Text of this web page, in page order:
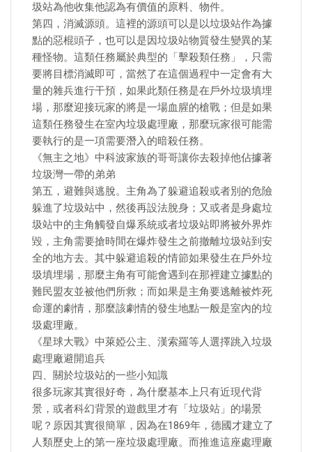
圾站為他收集他認為有價值的原料、物件。
第四，消滅源頭。這裡的源頭可以是以垃圾站作為據
點的惡棍頭子，也可以是因垃圾站物質發生變異的某
種怪物。這類任務屬於典型的「擊殺類任務」，只需
要將目標消滅即可，當然了在這個過程中一定會有大
量的雜兵進行干預，如果此類任務是在戶外垃圾填埋
場，那麼迎接玩家的將是一場血腥的槍戰；但是如果
這類任務發生在室內垃圾處理廠，那麼玩家很可能需
要執行的是一項需要潛入的暗殺任務。
《無主之地》中科波家族的哥哥讓你去殺掉他佔據著
垃圾灣一帶的弟弟
第五，避難與逃脫。主角為了躲避追殺或者別的危險
躲進了垃圾站中，然後再設法脫身；又或者是身處垃
圾站中的主角觸發自爆系統或者垃圾站即將被外界炸
毀，主角需要搶時間在爆炸發生之前撤離垃圾站到安
全的地方去。其中躲避追殺的情節如果發生在戶外垃
圾填埋場，那麼主角有可能會遇到在那裡建立據點的
難民盟友並被他們所救；而如果是主角要逃離被炸死
命運的劇情，那麼該劇情的發生地點一般是室內的垃
圾處理廠。
《星球大戰》中萊婭公主、漢索羅等人選擇跳入垃圾
處理廠避開追兵
四、關於垃圾站的一些小知識
很多玩家其實很好奇，為什麼基本上只有近現代背
景，或者科幻背景的遊戲里才有「垃圾站」的場景
呢？原因其實很簡單，因為在1869年，德國才建立了
人類歷史上的第一座垃圾處理廠。而推進這座處理廠